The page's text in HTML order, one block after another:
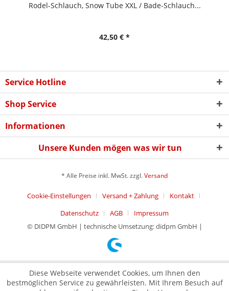
Rodel-Schlauch, Snow Tube XXL / Bade-Schlauch...
42,50 € *
Service Hotline
Shop Service
Informationen
Unsere Kunden mögen was wir tun
* Alle Preise inkl. MwSt. zzgl.Versand
Cookie-Einstellungen Versand + Zahlung
Kontakt
Datenschutz
AGB
Impressum
© DIDPM GmbH | technische Umsetzung: didpm GmbH |
Diese Webseite verwendet Cookies, um Ihnen den
bestmöglichen Service zu gewährleisten. Mit Ihrem Besuch auf